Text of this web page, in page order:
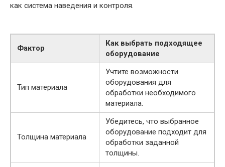
как система наведения и контроля.
Фактор
Как выбрать подходящее
оборудование
Тип материала
Учтите возможности
оборудования для
обработки необходимого
материала.
Толщина материала
Убедитесь, что выбранное
оборудование подходит для
обработки заданной
толщины.